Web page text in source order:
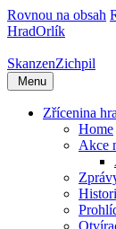
Rovnou na obsah
HradOrlík
SkanzenZichpil
Menu
Zřícenina
Home
Akce